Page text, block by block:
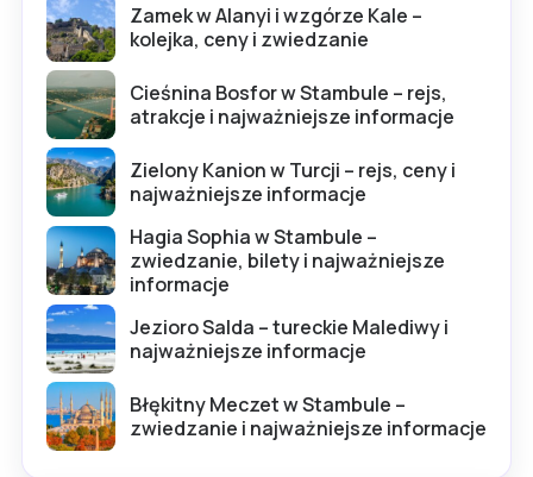
Zamek w Alanyi i wzgórze Kale –
kolejka, ceny i zwiedzanie
Cieśnina Bosfor w Stambule – rejs,
atrakcje i najważniejsze informacje
Zielony Kanion w Turcji – rejs, ceny i
najważniejsze informacje
Hagia Sophia w Stambule –
zwiedzanie, bilety i najważniejsze
informacje
Jezioro Salda – tureckie Malediwy i
najważniejsze informacje
Błękitny Meczet w Stambule –
zwiedzanie i najważniejsze informacje